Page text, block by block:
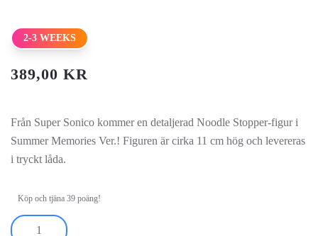
2-3 WEEKS
389,00 KR
Från Super Sonico kommer en detaljerad Noodle Stopper-figur i
Summer Memories Ver.! Figuren är cirka 11 cm hög och levereras
i tryckt låda.
Köp och tjäna 39 poäng!
Nitroplus